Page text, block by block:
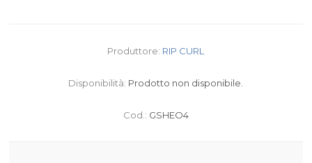
Produttore: RIP CURL
Disponibilità: Prodotto non disponibile.
Cod.: GSHEO4